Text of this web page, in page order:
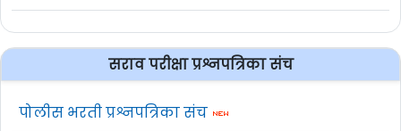
सराव परीक्षा प्रश्नपत्रिका संच
पोलीस भरती प्रश्नपत्रिका संच